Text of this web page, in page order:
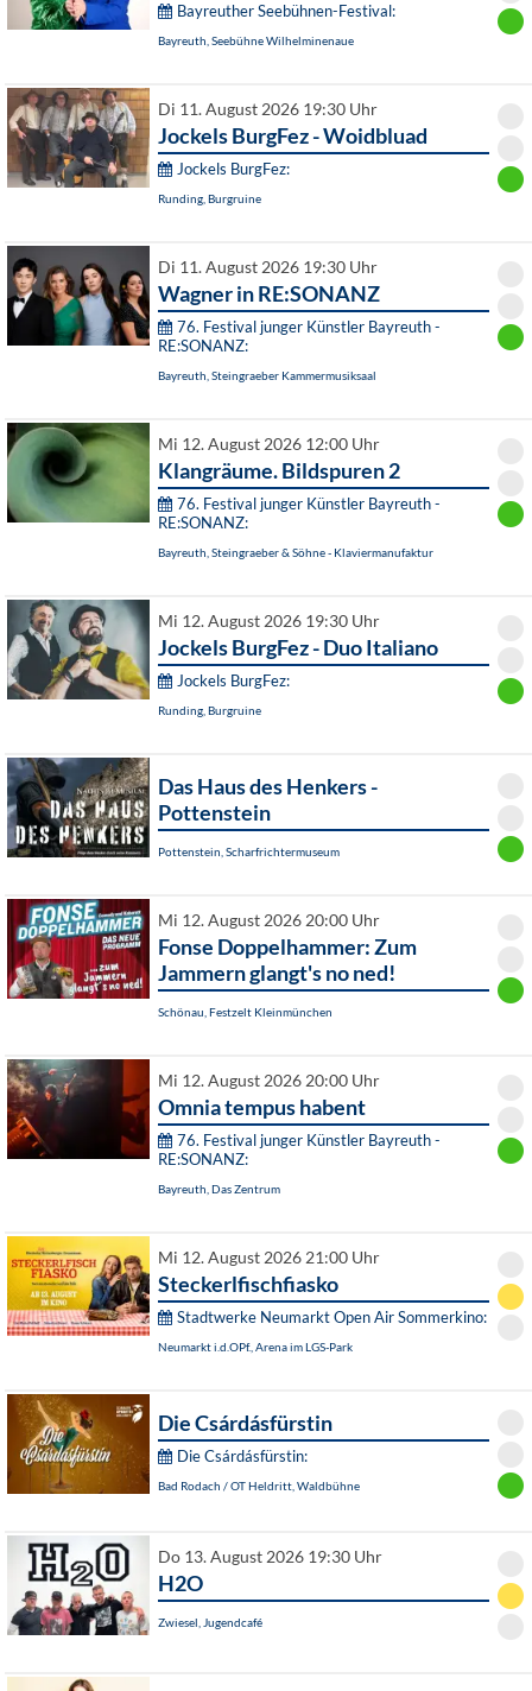
Bayreuther Seebühnen-Festival:
Bayreuth, Seebühne Wilhelminenaue
Di 11. August 2026 19:30 Uhr
Jockels BurgFez - Woidbluad
Jockels BurgFez:
Runding, Burgruine
Di 11. August 2026 19:30 Uhr
Wagner in RE:SONANZ
76. Festival junger Künstler Bayreuth -
RE:SONANZ:
Bayreuth, Steingraeber Kammermusiksaal
Mi 12. August 2026 12:00 Uhr
Klangräume. Bildspuren 2
76. Festival junger Künstler Bayreuth -
RE:SONANZ:
Bayreuth, Steingraeber & Söhne - Klaviermanufaktur
Mi 12. August 2026 19:30 Uhr
Jockels BurgFez - Duo Italiano
Jockels BurgFez:
Runding, Burgruine
Das Haus des Henkers -
Pottenstein
Pottenstein, Scharfrichtermuseum
Mi 12. August 2026 20:00 Uhr
Fonse Doppelhammer: Zum
Jammern glangt's no ned!
Schönau, Festzelt Kleinmünchen
Mi 12. August 2026 20:00 Uhr
Omnia tempus habent
76. Festival junger Künstler Bayreuth -
RE:SONANZ:
Bayreuth, Das Zentrum
Mi 12. August 2026 21:00 Uhr
Steckerlfischfiasko
Stadtwerke Neumarkt Open Air Sommerkino:
Neumarkt i.d.OPf., Arena im LGS-Park
Die Csárdásfürstin
Die Csárdásfürstin:
Bad Rodach / OT Heldritt, Waldbühne
Do 13. August 2026 19:30 Uhr
H2O
Zwiesel, Jugendcafé